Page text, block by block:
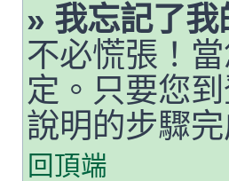
» 我忘記了我
不必慌張！
定。只要您
說明的步驟
回頂端